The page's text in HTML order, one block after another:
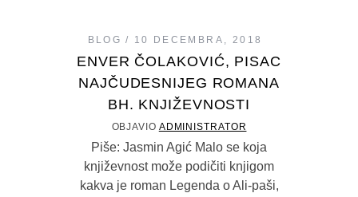
BLOG 10 DECEMBRA, 2018
ENVER ČOLAKOVIĆ, PISAC
NAJČUDESNIJEG ROMANA
BH. KNJIŽEVNOSTI
OBJAVIO ADMINISTRATOR
Piše: Jasmin Agić Malo se koja
književnost može podičiti knjigom
kakva je roman Legenda o Ali-paši,